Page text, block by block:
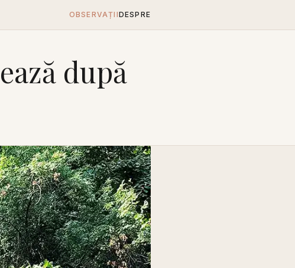
OBSERVAȚIIDESPRE
după